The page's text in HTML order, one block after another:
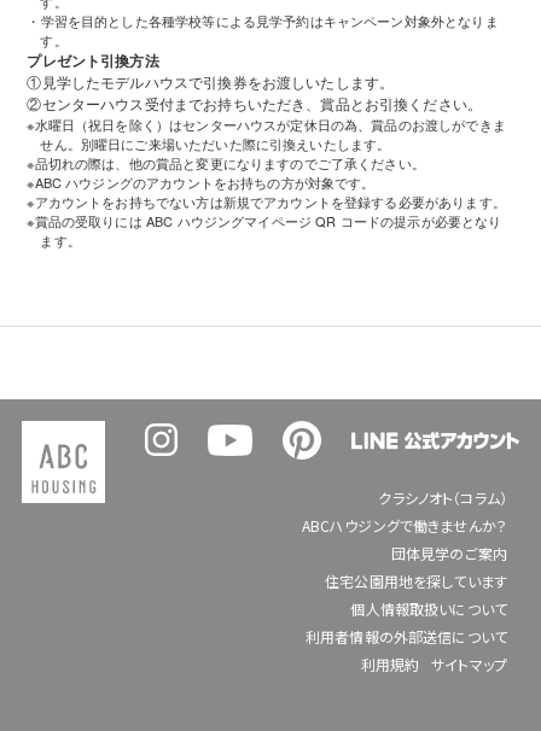
・学習を目的とした各種学校等による見学予約はキャンペーン対象外となりま
す。
プレゼント引換方法
①見学したモデルハウスで引換券をお渡しいたします。
②センターハウス受付までお持ちいただき、賞品とお引換ください。
※水曜日（祝日を除く）はセンターハウスが定休日の為、賞品のお渡しができま
せん。別曜日にご来場いただいた際に引換えいたします。
※品切れの際は、他の賞品と変更になりますのでご了承ください。
※ABC ハウジングのアカウントをお持ちの方が対象です。
※アカウントをお持ちでない方は新規でアカウントを登録する必要があります。
※賞品の受取りには ABC ハウジングマイページ QR コードの提示が必要となり
ます。
クラシノオト（コラム）
ABCハウジングで働きませんか？
団体見学のご案内
住宅公園用地を探しています
個人情報取扱いについて
利用者情報の外部送信について
利用規約
サイトマップ